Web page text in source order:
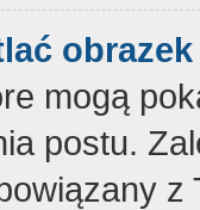
mogą
postu.
z